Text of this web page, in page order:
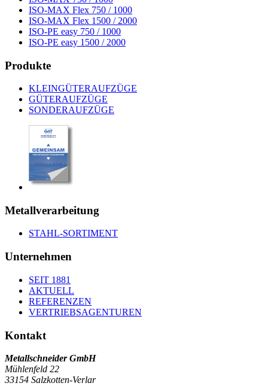
ISO-MAX Flex 750 / 1000
ISO-MAX Flex 1500 / 2000
ISO-PE easy 750 / 1000
ISO-PE easy 1500 / 2000
Produkte
KLEINGÜTERAUFZÜGE
GÜTERAUFZÜGE
SONDERAUFZÜGE
Metallverarbeitung
STAHL-SORTIMENT
Unternehmen
SEIT 1881
AKTUELL
REFERENZEN
VERTRIEBSAGENTUREN
Kontakt
Metallschneider GmbH
Mühlenfeld 22
33154 Salzkotten-Verlar